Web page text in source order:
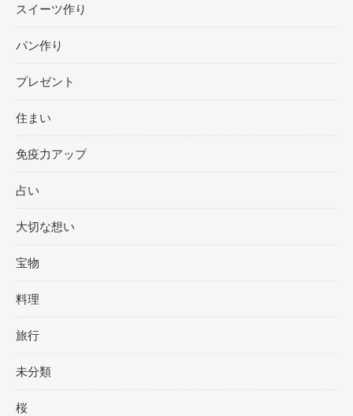
スイーツ作り
パン作り
プレゼント
住まい
免疫力アップ
占い
大切な想い
宝物
料理
旅行
未分類
桜